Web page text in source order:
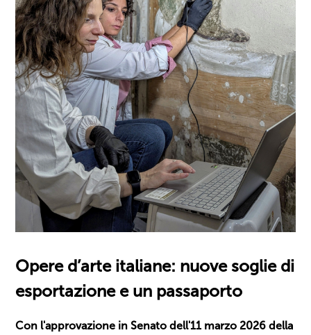
Opere d’arte italiane: nuove soglie di
esportazione e un passaporto
Con l'approvazione in Senato dell'11 marzo 2026 della